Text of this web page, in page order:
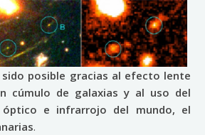
posible gracias al efecto lente
cúmulo de galaxias y al uso del
óptico e infrarrojo del mundo, el
.